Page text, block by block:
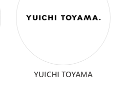
YUICHI TOYAMA